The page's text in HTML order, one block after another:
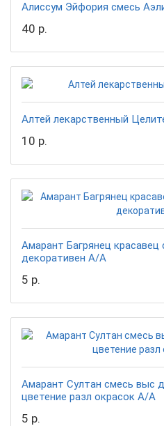
Алиссум Эйфория смесь
40 р.
Алтей лекарственный
10 р.
Амарант Багрянец красавец
декоративен А/А
5 р.
Амарант Султан смесь выс
цветение разл окрасок А/А
5 р.